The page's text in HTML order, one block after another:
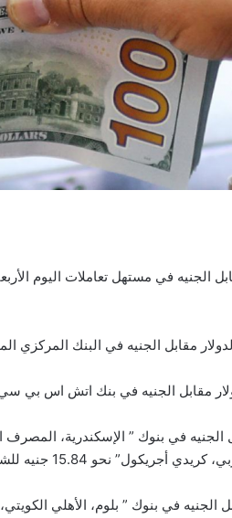
في البنك المركزي المصري نحو 15.84 جنيه للشراء و
في بنك اتش اس بي سي إلي 15.83 جنيه للشراء و 15.93
الجنيه في بنوك ” الإسكندرية،
نحو 15.84 جنيه للشراء و 15.94 جنيه للبيع.
الجنيه في بنوك ” بلوم، الأهلي